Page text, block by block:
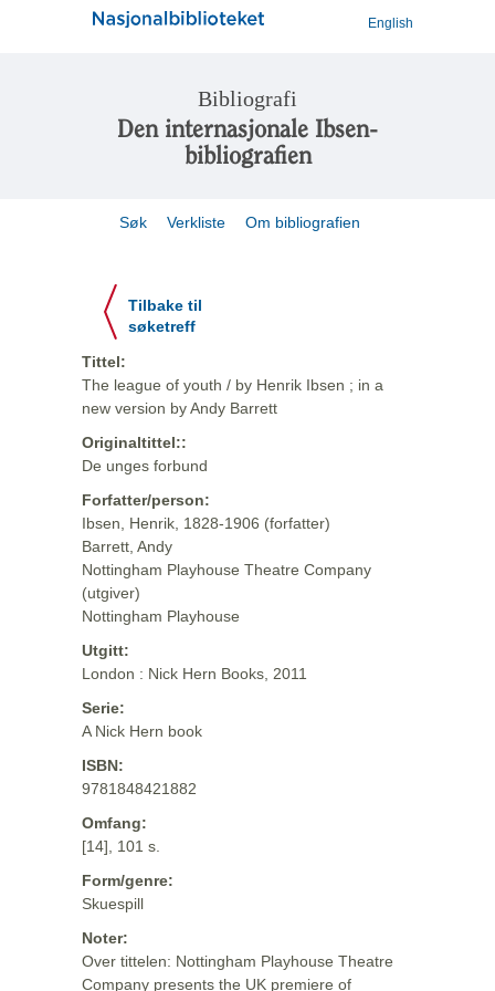
English
Bibliografi
Den internasjonale Ibsen-
bibliografien
Søk Verkliste Om bibliografien
Tilbake til
søketreff
Tittel:
The league of youth / by Henrik Ibsen ; in a
new version by Andy Barrett
Originaltittel::
De unges forbund
Forfatter/person:
Ibsen, Henrik, 1828-1906 (forfatter)
Barrett, Andy
Nottingham Playhouse Theatre Company
(utgiver)
Nottingham Playhouse
Utgitt:
London : Nick Hern Books, 2011
Serie:
A Nick Hern book
ISBN:
9781848421882
Omfang:
[14], 101 s.
Form/genre:
Skuespill
Noter:
Over tittelen: Nottingham Playhouse Theatre
Company presents the UK premiere of